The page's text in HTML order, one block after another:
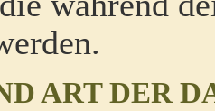
ART DER